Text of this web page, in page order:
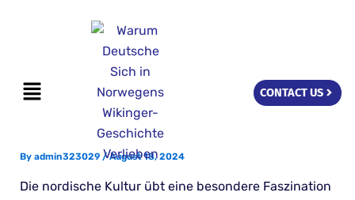
Menu CONTACT US
By admin323029 /August 18, 2024
Die nordische Kultur übt eine besondere Faszination